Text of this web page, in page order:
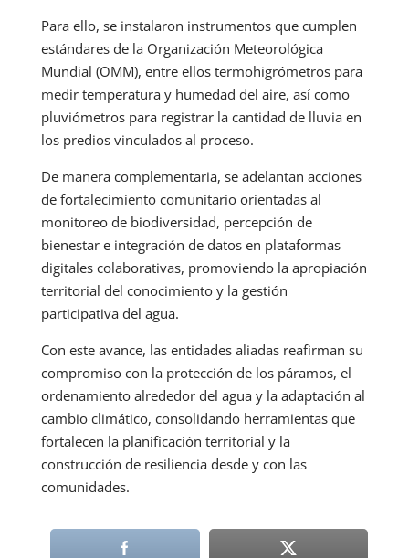
Para ello, se instalaron instrumentos que cumplen
estándares de la Organización Meteorológica
Mundial (OMM), entre ellos termohigrómetros para
medir temperatura y humedad del aire, así como
pluviómetros para registrar la cantidad de lluvia en
los predios vinculados al proceso.
De manera complementaria, se adelantan acciones
de fortalecimiento comunitario orientadas al
monitoreo de biodiversidad, percepción de
bienestar e integración de datos en plataformas
digitales colaborativas, promoviendo la apropiación
territorial del conocimiento y la gestión
participativa del agua.
Con este avance, las entidades aliadas reafirman su
compromiso con la protección de los páramos, el
ordenamiento alrededor del agua y la adaptación al
cambio climático, consolidando herramientas que
fortalecen la planificación territorial y la
construcción de resiliencia desde y con las
comunidades.